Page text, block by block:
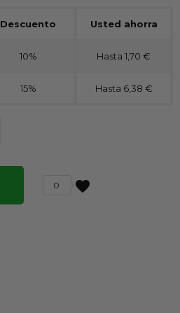
Descuento Usted ahorra
10% Hasta 1,70 €
15% Hasta 6,38 €
favorite
0